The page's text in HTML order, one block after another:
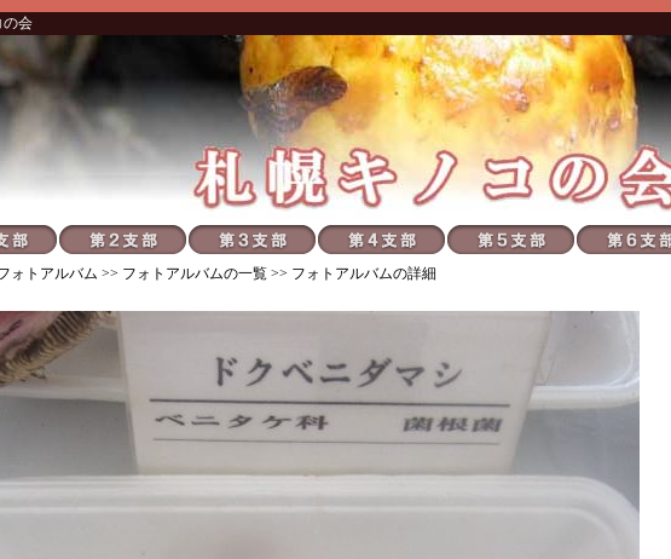
の会
ォトアルバム >> フォトアルバムの一覧 >> フォトアルバムの詳細